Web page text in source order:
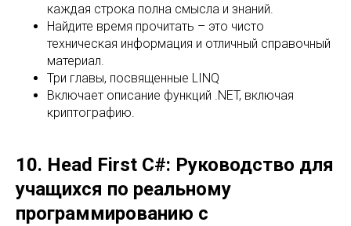
каждая строка полна смысла и знаний.
Найдите время прочитать – это чисто
техническая информация и отличный справочный
материал.
Три главы, посвященные LINQ
Включает описание функций .NET, включая
криптографию.
10. Head First C#: Руководство для
учащихся по реальному
программированию с